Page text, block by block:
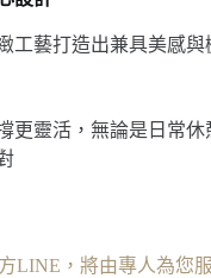
工藝打造出兼具美感與
更靈活，無論是日常休
LINE，︁將由專人為您